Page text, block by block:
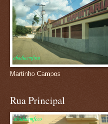
Martinho Campos
Rua Principal